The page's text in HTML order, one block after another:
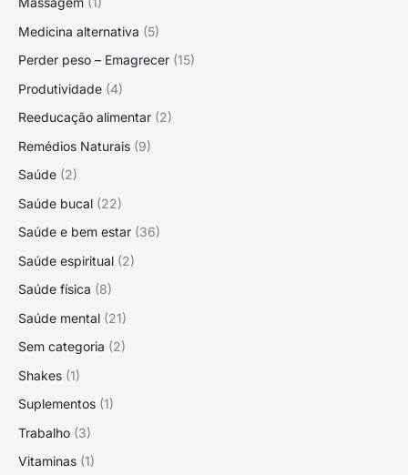
Medicina alternativa (5)
Perder peso – Emagrecer (15)
Produtividade (4)
Reeducação alimentar (2)
Remédios Naturais (9)
Saúde (2)
Saúde bucal (22)
Saúde e bem estar (36)
Saúde espiritual (2)
Saúde física (8)
Saúde mental (21)
Sem categoria (2)
Shakes (1)
Suplementos (1)
Trabalho (3)
Vitaminas (1)